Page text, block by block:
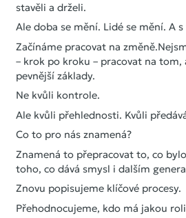
stavěli a drželi.
Ale doba se mění. Lidé se mění. A
Začínáme pracovat na
– krok po kroku – pracovat na tom,
pevnější základy.
Ne kvůli kontrole.
Ale kvůli přehlednosti. Kvůli
Co to pro nás znamená?
Znamená to přepracovat to, co
toho, co dává smysl i dalším
Znovu popisujeme klíčové procesy.
Přehodnocujeme, kdo má jakou